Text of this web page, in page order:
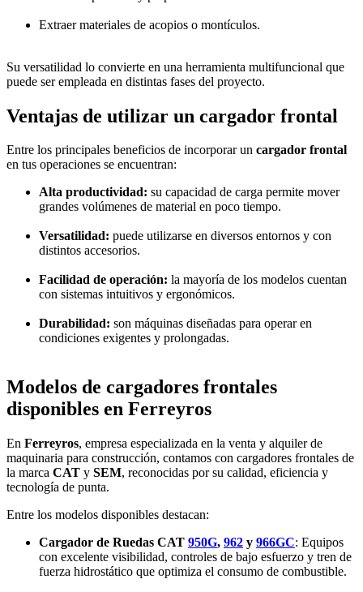
Extraer materiales de acopios o montículos.
Su versatilidad lo convierte en una herramienta multifuncional que
puede ser empleada en distintas fases del proyecto.
Ventajas de utilizar un cargador frontal
Entre los principales beneficios de incorporar un cargador frontal
en tus operaciones se encuentran:
Alta productividad: su capacidad de carga permite mover
grandes volúmenes de material en poco tiempo.
Versatilidad: puede utilizarse en diversos entornos y con
distintos accesorios.
Facilidad de operación: la mayoría de los modelos cuentan
con sistemas intuitivos y ergonómicos.
Durabilidad: son máquinas diseñadas para operar en
condiciones exigentes y prolongadas.
Modelos de cargadores frontales
disponibles en Ferreyros
En Ferreyros, empresa especializada en la venta y alquiler de
maquinaria para construcción, contamos con cargadores frontales de
la marca CAT y SEM, reconocidas por su calidad, eficiencia y
tecnología de punta.
Entre los modelos disponibles destacan:
Cargador de Ruedas CAT 950G, 962 y 966GC: Equipos
con excelente visibilidad, controles de bajo esfuerzo y tren de
fuerza hidrostático que optimiza el consumo de combustible.